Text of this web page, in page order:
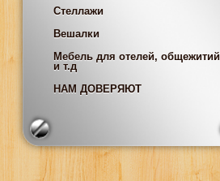
Стеллажи
Вешалки
Мебель для отелей, общежитий
и т.д
НАМ ДОВЕРЯЮТ